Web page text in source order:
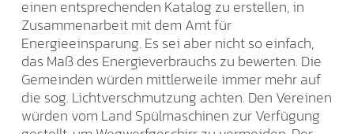
einen entsprechenden Katalog zu erstellen, in
Zusammenarbeit mit dem Amt für
Energieeinsparung. Es sei aber nicht so einfach,
das Maß des Energieverbrauchs zu bewerten. Die
Gemeinden würden mittlerweile immer mehr auf
die sog. Lichtverschmutzung achten. Den Vereinen
würden vom Land Spülmaschinen zur Verfügung